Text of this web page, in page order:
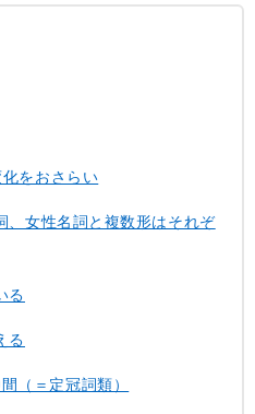
をおさらい
女性名詞と複数形はそれぞ
る
る
（＝定冠詞類）